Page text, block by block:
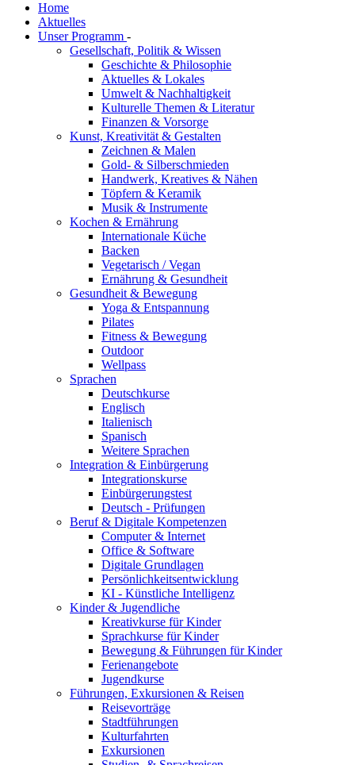
Home
Aktuelles
Unser Programm -
Gesellschaft, Politik & Wissen
Geschichte & Philosophie
Aktuelles & Lokales
Umwelt & Nachhaltigkeit
Kulturelle Themen & Literatur
Finanzen & Vorsorge
Kunst, Kreativität & Gestalten
Zeichnen & Malen
Gold- & Silberschmieden
Handwerk, Kreatives & Nähen
Töpfern & Keramik
Musik & Instrumente
Kochen & Ernährung
Internationale Küche
Backen
Vegetarisch / Vegan
Ernährung & Gesundheit
Gesundheit & Bewegung
Yoga & Entspannung
Pilates
Fitness & Bewegung
Outdoor
Wellpass
Sprachen
Deutschkurse
Englisch
Italienisch
Spanisch
Weitere Sprachen
Integration & Einbürgerung
Integrationskurse
Einbürgerungstest
Deutsch - Prüfungen
Beruf & Digitale Kompetenzen
Computer & Internet
Office & Software
Digitale Grundlagen
Persönlichkeitsentwicklung
KI - Künstliche Intelligenz
Kinder & Jugendliche
Kreativkurse für Kinder
Sprachkurse für Kinder
Bewegung & Führungen für Kinder
Ferienangebote
Jugendkurse
Führungen, Exkursionen & Reisen
Reisevorträge
Stadtführungen
Kulturfahrten
Exkursionen